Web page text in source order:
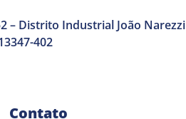
– Distrito Industrial João Narezzi
402
Contato